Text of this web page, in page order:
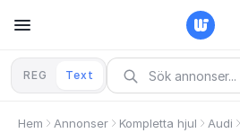
REG Text
Hem Annonser Kompletta hjul Audi